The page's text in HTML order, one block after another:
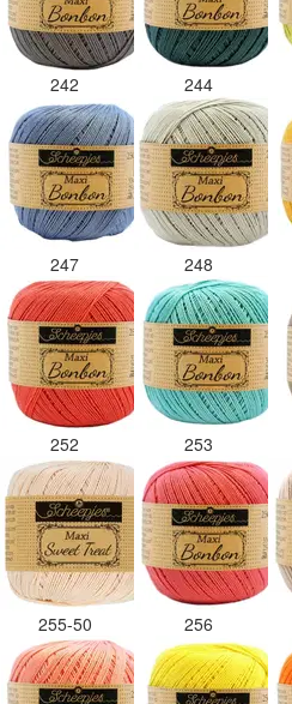
242 244
247 248
252 253
255-50 256